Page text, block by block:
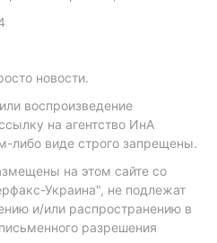
новости.
воспроизведение
на агентство ИнА
либо виде строго запрещены.
на этом сайте со
Украина", не подлежат
и/или распространению в
разрешения